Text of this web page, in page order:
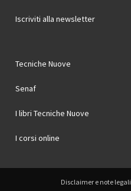
Iscriviti alla newsletter
Tecniche Nuove
Senaf
I libri Tecniche Nuove
I corsi online
Disclaimer e note legali